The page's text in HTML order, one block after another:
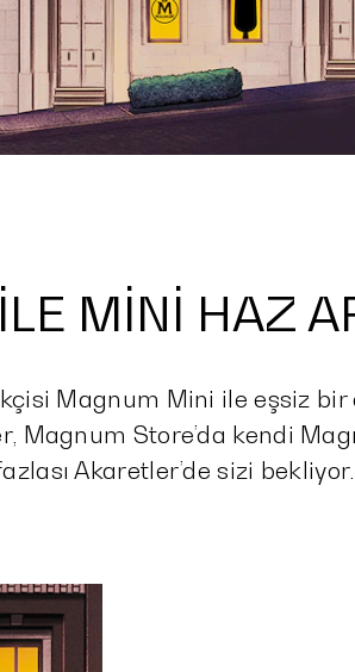
MİNİ HAZ
Magnum Mini ile eşsiz
Magnum Store’da kendi
Akaretler’de sizi bekliyor.